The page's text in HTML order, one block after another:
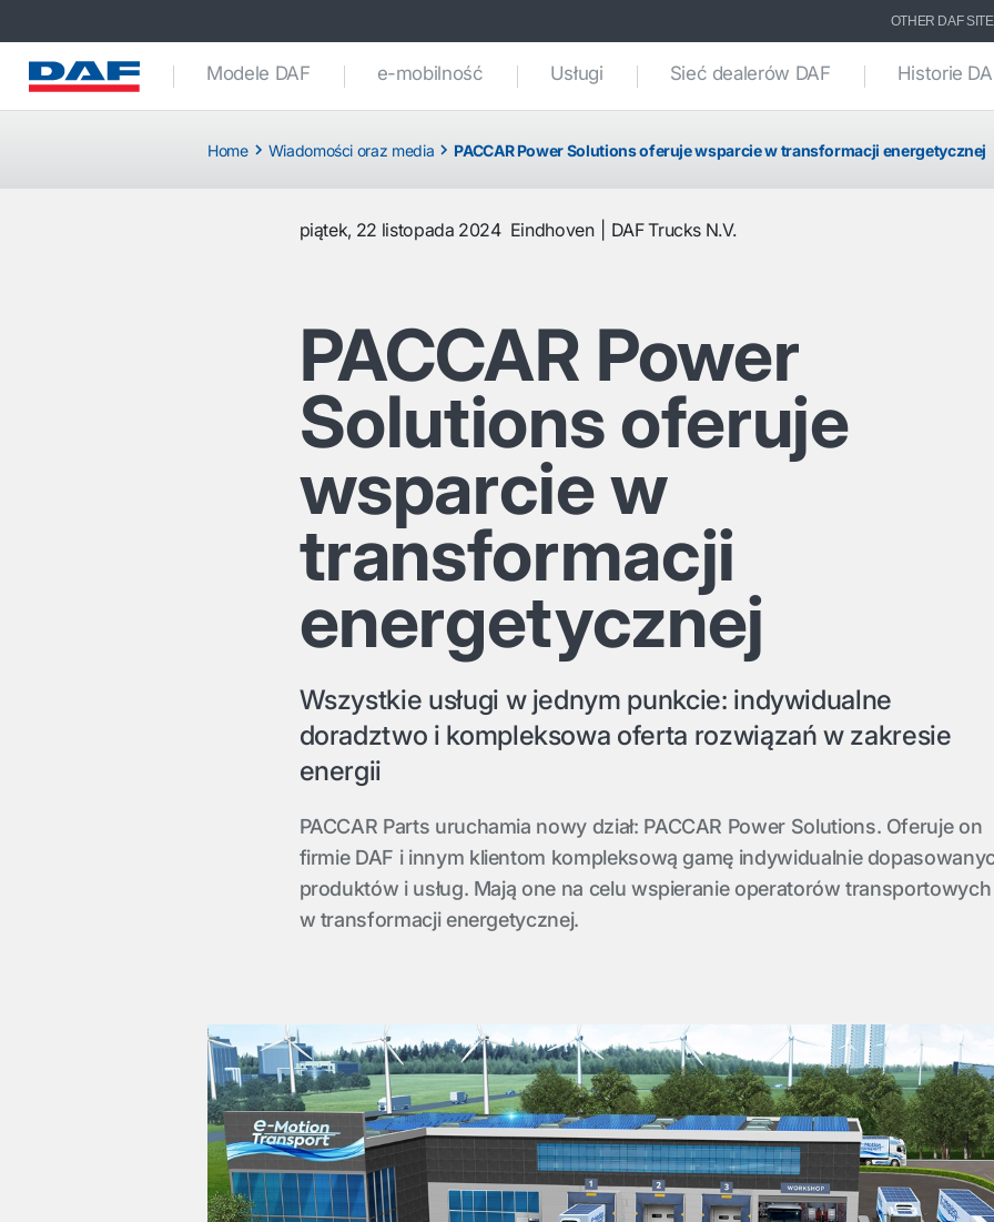
OTHER DAF
Modele DAF e-mobilność Usługi Sieć dealerów DAF Historie
Home Wiadomości oraz media PACCAR Power Solutions oferuje wsparcie w transformacji energetycznej
piątek, 22 listopada 2024 Eindhoven DAF Trucks N.V.
PACCAR Power
Solutions oferuje
wsparcie w
transformacji
energetycznej
Wszystkie usługi w jednym punkcie: indywidualne
doradztwo i kompleksowa oferta rozwiązań w zakresie
energii
PACCAR Parts uruchamia nowy dział: PACCAR Power Solutions. Oferuje on
firmie DAF i innym klientom kompleksową gamę indywidualnie
produktów i usług. Mają one na celu wspieranie operatorów transportowych
w transformacji energetycznej.